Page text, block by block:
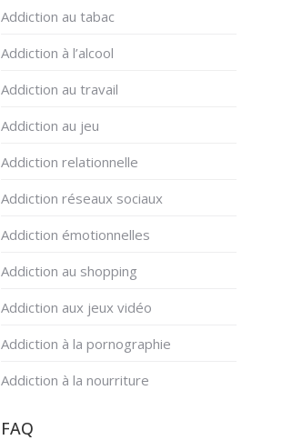
Addiction au tabac
Addiction à l’alcool
Addiction au travail
Addiction au jeu
Addiction relationnelle
Addiction réseaux sociaux
Addiction émotionnelles
Addiction au shopping
Addiction aux jeux vidéo
Addiction à la pornographie
Addiction à la nourriture
FAQ